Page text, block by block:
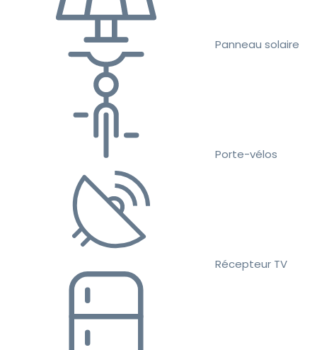
Panneau solaire
Porte-vélos
Récepteur TV